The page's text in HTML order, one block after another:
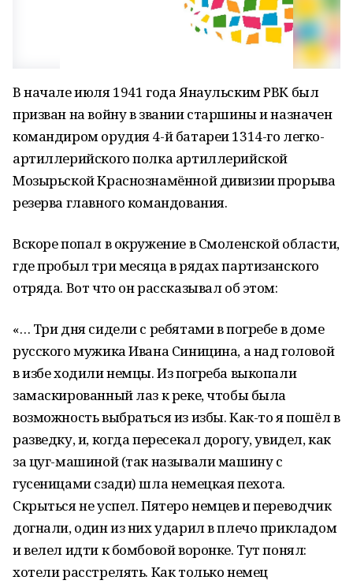
В начале июля 1941 года Янаульским РВК был
призван на войну в звании старшины и назначен
командиром орудия 4-й батареи 1314-го легко-
артиллерийского полка артиллерийской
Мозырьской Краснознамённой дивизии прорыва
резерва главного командования.
Вскоре попал в окружение в Смоленской области,
где пробыл три месяца в рядах партизанского
отряда. Вот что он рассказывал об этом:
«… Три дня сидели с ребятами в погребе в доме
русского мужика Ивана Синицина, а над головой
в избе ходили немцы. Из погреба выкопали
замаскированный лаз к реке, чтобы была
возможность выбраться из избы. Как-то я пошёл в
разведку, и, когда пересекал дорогу, увидел, как
за цуг-машиной (так называли машину с
гусеницами сзади) шла немецкая пехота.
Скрыться не успел. Пятеро немцев и переводчик
догнали, один из них ударил в плечо прикладом
и велел идти к бомбовой воронке. Тут понял:
хотели расстрелять. Как только немец